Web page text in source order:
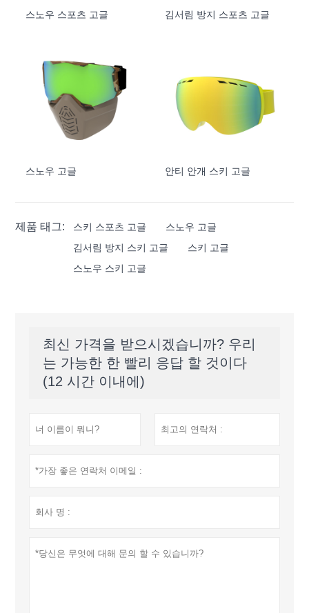
스노우 스포츠 고글 김서림 방지 스포츠 고글
스노우 고글 안티 안개 스키 고글
제품 태그: 스키 스포츠 고글
스노우 고글
김서림 방지 스키 고글
스키 고글
스노우 스키 고글
최신 가격을 받으시겠습니까? 우리
는 가능한 한 빨리 응답 할 것이다
(12 시간 이내에)